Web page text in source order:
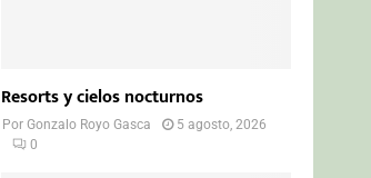
Resorts y cielos nocturnos
PorGonzalo Royo Gasca
5 agosto, 2026
0